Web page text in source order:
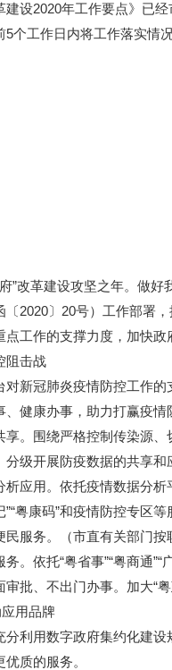
2020年工作要点》已经
个工作日内将工作落实情
改革建设攻坚之年。做好
2020〕20号）工作部署
工作的支撑力度，加快
击战
冠肺炎疫情防控工作的
健康办事，助力打赢疫情
围绕严格控制传染源、
级开展防疫数据的共享
用。依托疫情数据分析
”“粤康码”和疫情防控专
服务。（市直有关部门按
依托“粤省事”“粤商通”“
批、不出门办事。加大“
用品牌
用数字政府集约化建设
质的服务。